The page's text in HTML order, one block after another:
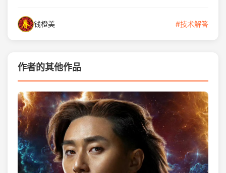
钱橙美 #技术解答
作者的其他作品